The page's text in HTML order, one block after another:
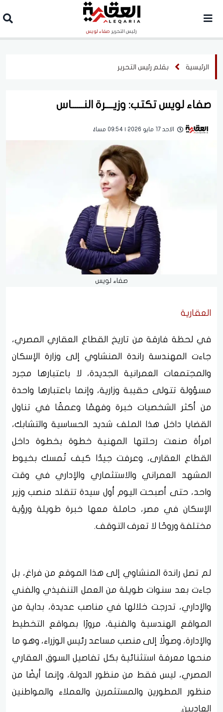
رئيس التحرير صفاء لويس
الرئيسية بقلم رئيس التحرير
صفاء لويس تكتب: وزيــــرة النــــــاس
الاحد 17 مايو 2026 | 09:54 مساءً
صفاء لويس
العقارية
في لحظة فارقة من تاريخ القطاع العقاري المصري،
جاءت المهندسة راندة المنشاوي إلى وزارة الإسكان
والمجتمعات العمرانية الجديدة، لا باعتبارها مجرد
مسؤولة تتولى حقيبة وزارية، وإنما باعتبارها واحدة
من أكثر الشخصيات خبرة وفهمًا وعمقًا في تناول
القضايا داخل هذا الملف شديد الحساسية والتشابك،
امرأة صنعت رحلتها المهنية خطوة بخطوة داخل
القطاع العقارى، وعرفت جيدًا كيف تُمسك بخيوط
المشهد العمراني والاستثماري والإداري في وقت
واحد، حتى أصبحت اليوم أول سيدة تتقلد منصب وزير
الإسكان في مصر، حاملة معها خبرة طويلة ورؤية
مختلفة وروحًا لا تعرف التوقف.
لم تصل راندة المنشاوي إلى هذا الموقع من فراغ، بل
جاءت بعد سنوات طويلة من العمل التنفيذي والفني
والإداري، تدرجت خلالها في مناصب عديدة، بداية من
المواقع الهندسية والفنية، مرورًا بمواقع التخطيط
والإدارة، وصولًا إلى منصب مساعد رئيس الوزراء، وهو ما
منحها معرفة استثنائية بكل تفاصيل السوق العقاري
المصري، ليس فقط من منظور الدولة، وإنما أيضًا من
منظور المطورين والمستثمرين والعملاء والمواطنين
العاديين.